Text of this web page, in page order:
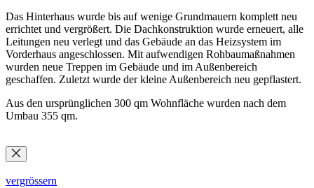
Das Hinterhaus wurde bis auf wenige Grundmauern komplett neu
errichtet und vergrößert. Die Dachkonstruktion wurde erneuert, alle
Leitungen neu verlegt und das Gebäude an das Heizsystem im
Vorderhaus angeschlossen. Mit aufwendigen Rohbaumaßnahmen
wurden neue Treppen im Gebäude und im Außenbereich
geschaffen. Zuletzt wurde der kleine Außenbereich neu gepflastert.
Aus den ursprünglichen 300 qm Wohnfläche wurden nach dem
Umbau 355 qm.
vergrössern